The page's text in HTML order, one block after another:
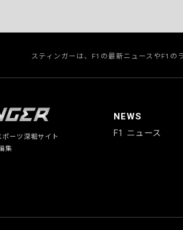
スティンガーは、F1の最新ニュースやF1
ーツ深堀サイト
集
NEWS
F1 ニュース